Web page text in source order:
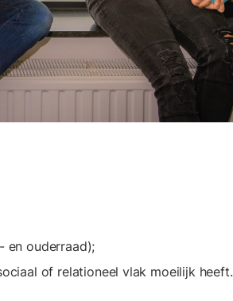
en ouderraad);
of relationeel vlak moeilijk heeft.